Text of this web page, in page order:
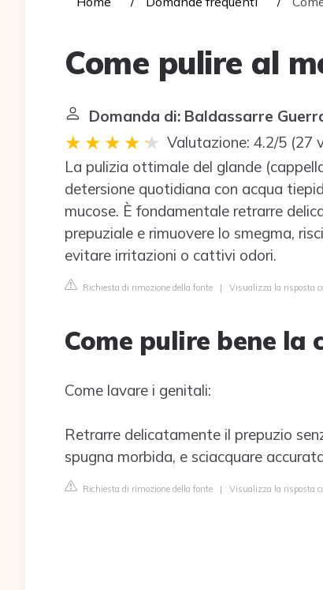
Come pulire al
Domanda di: Baldassarre
Valutazione: 4.2/5 (27
La pulizia ottimale del glande
detersione quotidiana con acqua
mucose. È fondamentale retrarre
prepuziale e rimuovere lo smegma,
evitare irritazioni o cattivi odori.
Richiesta di rimozione della fonte | Visualizza la risposta
Come pulire bene la
Come lavare i genitali:
Retrarre delicatamente il prepuzio
spugna morbida, e sciacquare
Richiesta di rimozione della fonte | Visualizza la risposta